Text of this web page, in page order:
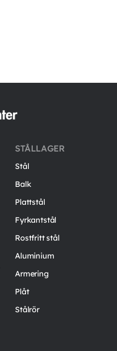
STÅLLAGER
Stål
Balk
Plattstål
Fyrkantstål
Rostfritt stål
Aluminium
Armering
Plåt
Stålrör